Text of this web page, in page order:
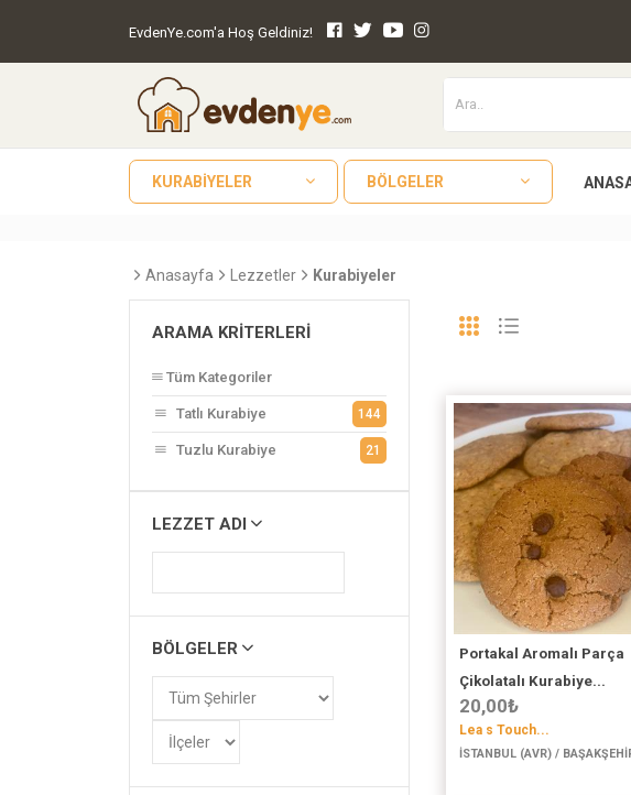
EvdenYe.com'a Hoş Geldiniz!
KURABIYELER BÖLGELER
Anasayfa Lezzetler Kurabiyeler
ARAMA KRITERLERI
Tüm Kategoriler
Tatlı Kurabiye 144
Tuzlu Kurabiye 21
LEZZET ADI
BÖLGELER
Portakal Aromalı Parça
Çikolatalı Kurabiye...
20,00₺
Lea s Touch...
İSTANBUL (AVR) /